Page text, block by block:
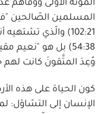
المسلمين الصّالحين
102:21) والّذي
وُعِدَ المتَّقونَ كانت لهم
كون الحياة على هذه
الإنسان إلى التسّاؤل: